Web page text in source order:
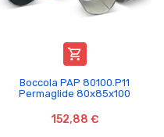

Boccola PAP 80100.P11
Permaglide 80x85x100
152,88 €